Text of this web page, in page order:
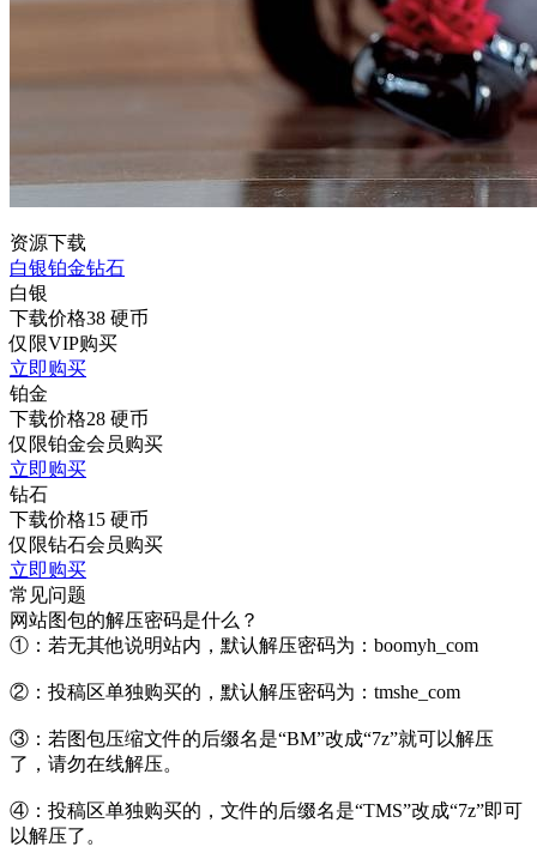
资源下载
白银铂金钻石
白银
下载价格38 硬币
仅限VIP购买
立即购买
铂金
下载价格28 硬币
仅限铂金会员购买
立即购买
钻石
下载价格15 硬币
仅限钻石会员购买
立即购买
常见问题
网站图包的解压密码是什么？
①：若无其他说明站内，默认解压密码为：boomyh_com
②：投稿区单独购买的，默认解压密码为：tmshe_com
③：若图包压缩文件的后缀名是“BM”改成“7z”就可以解压
了，请勿在线解压。
④：投稿区单独购买的，文件的后缀名是“TMS”改成“7z”即可
以解压了。